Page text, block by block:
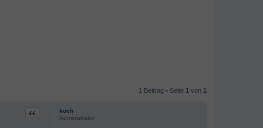
1 Beitrag • Seite 1 von 1
koch
Administrator
Zitat